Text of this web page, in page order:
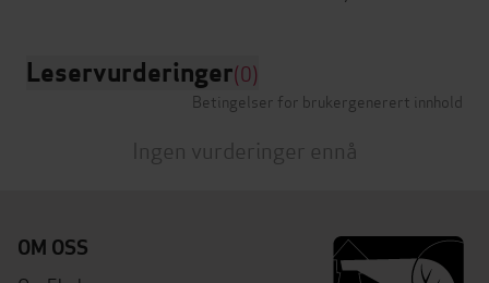
Leservurderinger(0)
Betingelser for brukergenerert innhold
Ingen vurderinger ennå
OM OSS